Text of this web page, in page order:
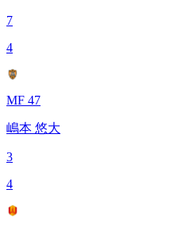
7
4
MF 47
嶋本 悠大
3
4